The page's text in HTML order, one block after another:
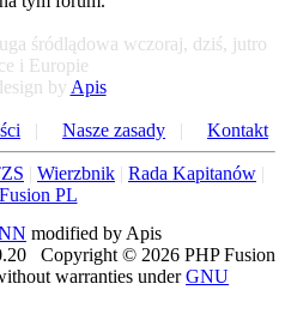
śródlądowa wczoraj, dziś, jutro
i Europie
by Apis
| Nasze zasady | Kontakt
| Wierzbnik | Rada Kapitanów |
PL
modified by Apis
Copyright © 2026 PHP Fusion
warranties underGNU